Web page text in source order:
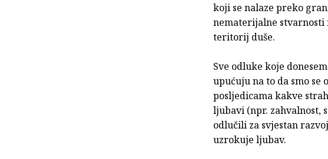
koji se nalaze preko
nematerijalne stvarnosti
teritorij duše.
Sve odluke koje
upućuju na to da smo
posljedicama kakve
ljubavi (npr. zahvalnost,
odlučili za svjestan
uzrokuje ljubav.